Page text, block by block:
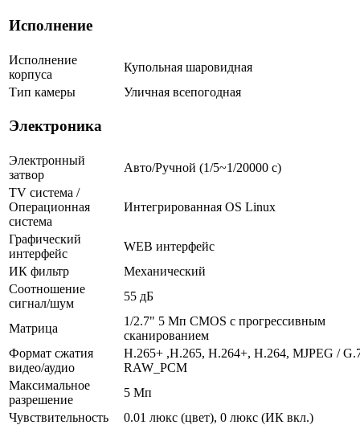
Исполнение
Исполнение
корпуса
Купольная шаровидная
Тип камеры
Уличная всепогодная
Электроника
Электронный
затвор
Авто/Ручной (1/5~1/20000 c)
TV система /
Операционная
система
Интегрированная OS Linux
Графический
интерфейс
WEB интерфейс
ИК фильтр
Механический
Соотношение
сигнал/шум
55 дБ
Матрица
1/2.7" 5 Мп CMOS с прогрессивным
сканированием
Формат сжатия
видео/аудио
H.265+ ,H.265, H.264+, H.264, MJPEG /
RAW_PCM
Максимальное
разрешение
5 Мп
Чувствительность
0.01 люкс (цвет), 0 люкс (ИК вкл.)